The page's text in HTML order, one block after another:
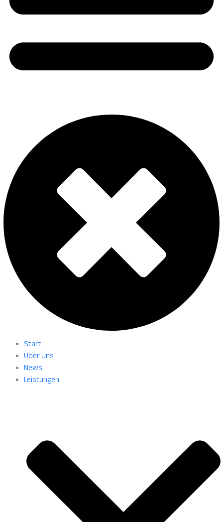
Start
Über Uns
News
Leistungen